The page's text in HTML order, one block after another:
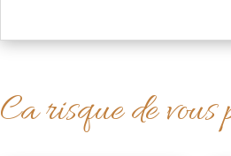
Ca risque de